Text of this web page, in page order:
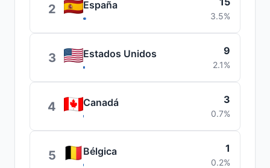
2 España
3.5%
3 Estados Unidos 9
2.1%
4 Canadá 3
0.7%
5 Bélgica 1
0.2%